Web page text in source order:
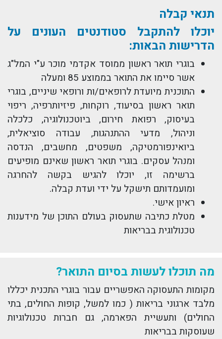
תנאי קבלה
יוכלו להתקבל סטודנטים העונים על
הדרישות הבאות:
בוגרי תואר ראשון ממוסד אקדמי מוכר ע"י המל"ג
אשר סיימו את התואר בממוצע 85 ומעלה
התוכנית מיועדת לרופאים/ות ורופאי שיניים, בוגרי
תואר ראשון בסיעוד, רוקחות, פיזיותרפיה, ריפוי
בעיסוק, רפואת חירום, ביוטכנולוגיה, כלכלה
וניהול, מדעי ההתנהגות, עבודה סוציאלית,
ביואינפורמטיקה, משפטים, מחשבים, הנדסה
ומנהל עסקים. בוגרי תואר ראשון שאינם מופיעים
ברשימה זו, יוכלו להגיש בקשה להחרגה
ומועמדותם תישקל על ידי ועדת קבלה.
ראיון אישי.
מטלת כתיבה שתעסוק בעולם התוכן של מידענות
טכנולוגית בבריאות
מה תוכלו לעשות בסיום התואר?
מקומות התעסוקה האפשריים עבור בוגרי התכנית יכללו
מלבד ארגוני בריאות ( כמו למשל, קופות החולים, בתי
החולים) ותעשיית הפארמה, גם חברות טכנולוגיות
שעוסקות בבריאות